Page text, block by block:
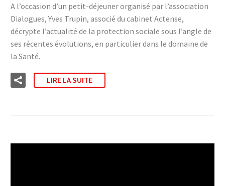
A l’occasion d’un petit-déjeuner organisé par l’association
Dialogues, Yves Trupin, associé du cabinet Actense,
décrypte l’actualité de la protection sociale sous l’angle de
ses récentes évolutions, en particulier dans le domaine de
la Santé.
LIRE LA SUITE